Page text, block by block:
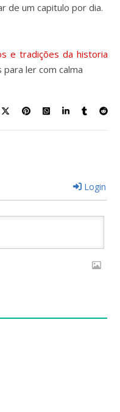
de um capitulo por dia.
e tradições da historia
para ler com calma
Login